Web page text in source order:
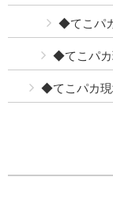
◆てこパ
◆てこパカ
◆てこパカ現